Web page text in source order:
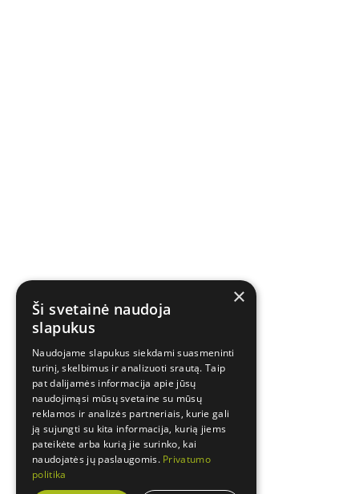
×
Ši svetainė naudoja
slapukus
Naudojame slapukus siekdami suasmeninti
turinį, skelbimus ir analizuoti srautą. Taip
pat dalijamės informacija apie jūsų
naudojimąsi mūsų svetaine su mūsų
reklamos ir analizės partneriais, kurie gali
ją sujungti su kita informacija, kurią jiems
pateikėte arba kurią jie surinko, kai
naudojatės jų paslaugomis. Privatumo
politika